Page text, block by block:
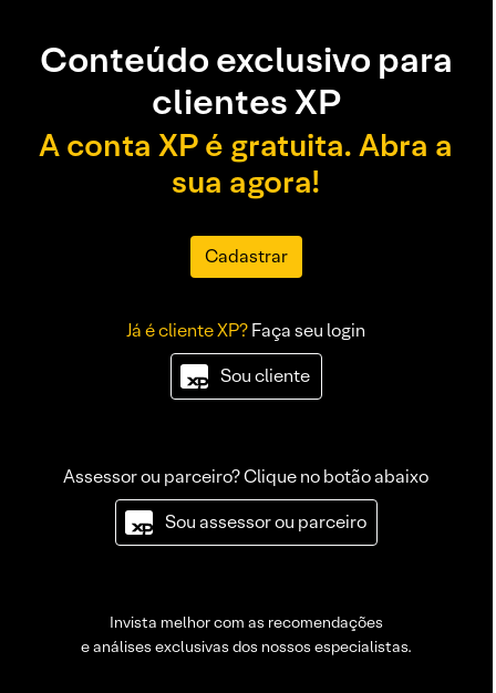
Conteúdo exclusivo para
clientes XP
A conta XP é gratuita. Abra a
sua agora!
Cadastrar
Já é cliente XP?Faça seu login
Sou cliente
Assessor ou parceiro? Clique no botão abaixo
Sou assessor ou parceiro
Invista melhor com as recomendações
e análises exclusivas dos nossos especialistas.